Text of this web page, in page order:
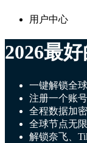
用户中心
2026最
一键解锁全
注册一个账
全程数据加
全球节点无
解锁奈飞、